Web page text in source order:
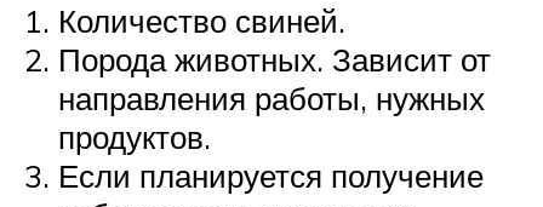
Количество свиней.
Порода животных. Зависит от
направления работы, нужных
продуктов.
Если планируется получение